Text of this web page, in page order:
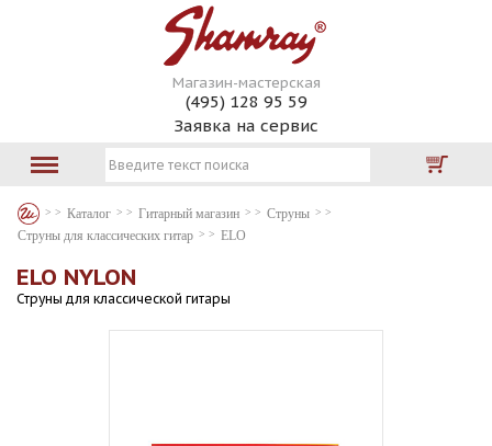
Магазин-мастерская
(495) 128 95 59
Заявка на сервис
Каталог Гитарный магазин
Струны
Струны для классических гитар
ELO
ELO NYLON
Струны для классической гитары